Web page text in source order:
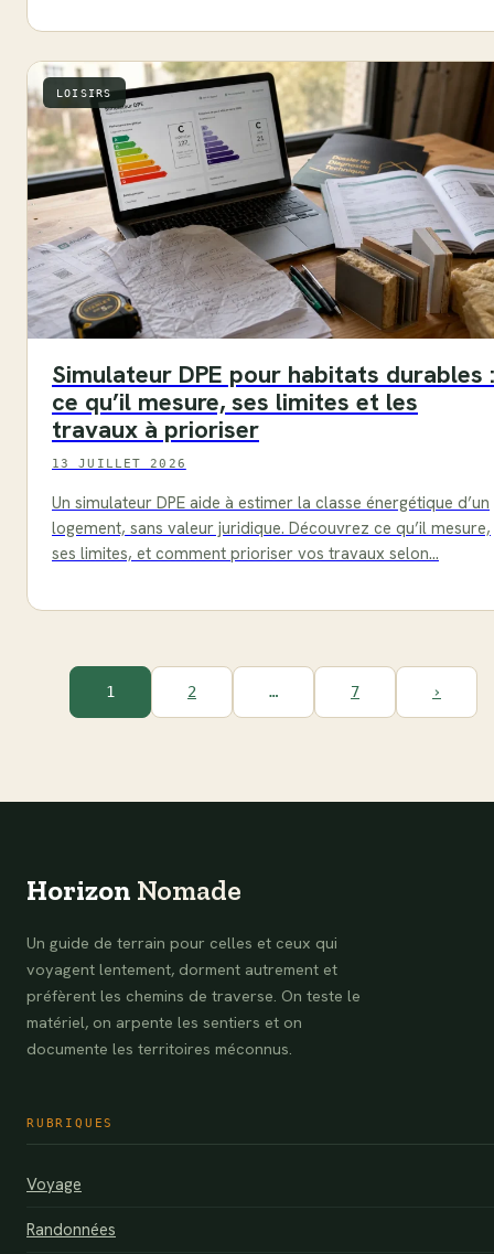
LOISIRS
Simulateur DPE pour habitats durables :
ce qu’il mesure, ses limites et les
travaux à prioriser
13 JUILLET 2026
Un simulateur DPE aide à estimer la classe énergétique d’un
logement, sans valeur juridique. Découvrez ce qu’il mesure,
ses limites, et comment prioriser vos travaux selon…
1 2 … 7 ›
Horizon Nomade
Un guide de terrain pour celles et ceux qui
voyagent lentement, dorment autrement et
préfèrent les chemins de traverse. On teste le
matériel, on arpente les sentiers et on
documente les territoires méconnus.
RUBRIQUES
Voyage
Randonnées